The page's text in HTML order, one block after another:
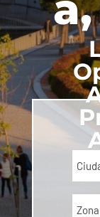
Zona